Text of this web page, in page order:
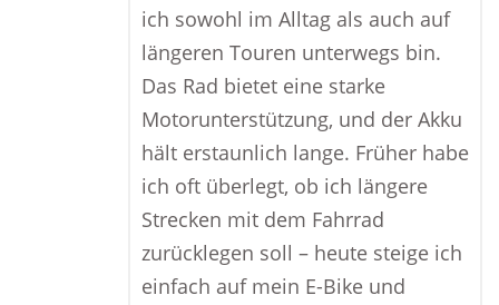
ich sowohl im Alltag als auch auf
längeren Touren unterwegs bin.
Das Rad bietet eine starke
Motorunterstützung, und der Akku
hält erstaunlich lange. Früher habe
ich oft überlegt, ob ich längere
Strecken mit dem Fahrrad
zurücklegen soll – heute steige ich
einfach auf mein E-Bike und